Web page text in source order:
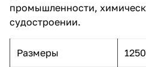
промышленности,
судостроении.
Размеры